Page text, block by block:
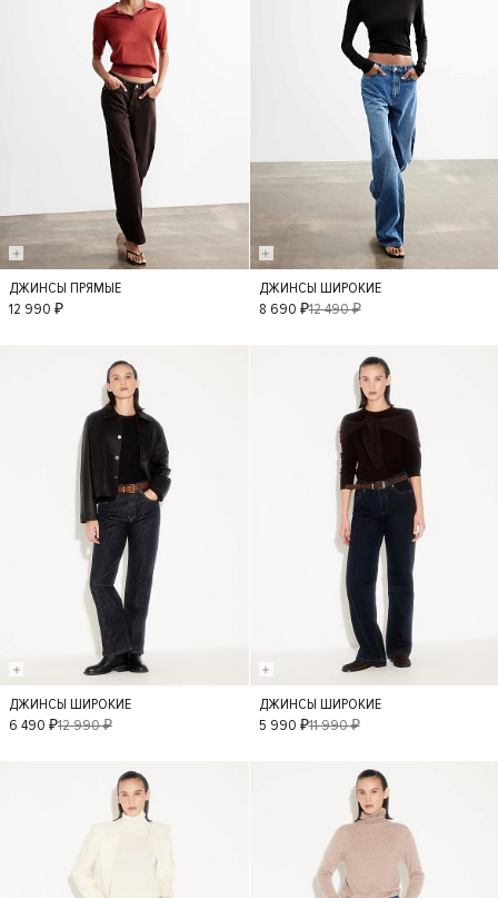
34
ДЖИНСЫ ПРЯМЫЕ
12 990 ₽
36 38
ДЖИНСЫ ШИРОКИЕ
8 690 ₽12 490 ₽
40 42
ДЖИНСЫ ШИРОКИЕ
6 490 ₽12 990 ₽ 36 42
ДЖИНСЫ ШИРОКИЕ
5 990 ₽11 990 ₽